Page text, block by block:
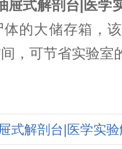
屉式解剖台|医学
的大储存箱，
，可节省实验室
式解剖台|医学实